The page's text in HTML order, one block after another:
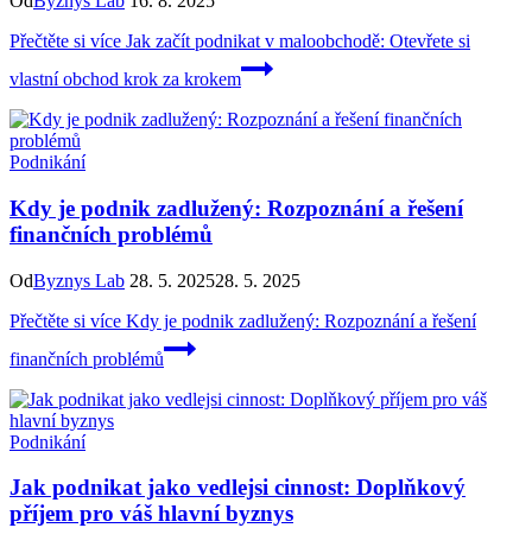
Přečtěte si více Jak začít podnikat v maloobchodě: Otevřete si
vlastní obchod krok za krokem
Podnikání
Kdy je podnik zadlužený: Rozpoznání a řešení
finančních problémů
OdByznys Lab 28. 5. 202528. 5. 2025
Přečtěte si více Kdy je podnik zadlužený: Rozpoznání a řešení
finančních problémů
Podnikání
Jak podnikat jako vedlejsi cinnost: Doplňkový
příjem pro váš hlavní byznys